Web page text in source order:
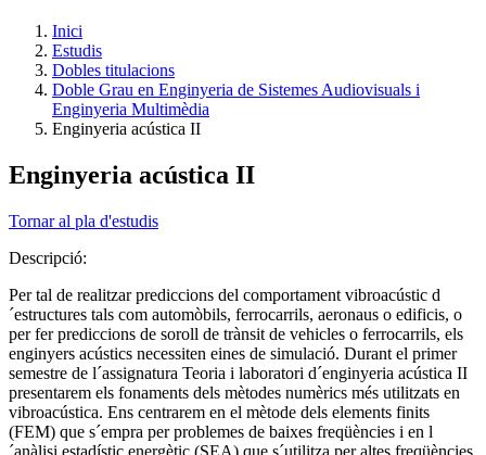
Inici
Estudis
Dobles titulacions
Doble Grau en Enginyeria de Sistemes Audiovisuals i
Enginyeria Multimèdia
Enginyeria acústica II
Enginyeria acústica II
Tornar al pla d'estudis
Descripció:
Per tal de realitzar prediccions del comportament vibroacústic d
´estructures tals com automòbils, ferrocarrils, aeronaus o edificis, o
per fer prediccions de soroll de trànsit de vehicles o ferrocarrils, els
enginyers acústics necessiten eines de simulació. Durant el primer
semestre de l´assignatura Teoria i laboratori d´enginyeria acústica II
presentarem els fonaments dels mètodes numèrics més utilitzats en
vibroacústica. Ens centrarem en el mètode dels elements finits
(FEM) que s´empra per problemes de baixes freqüències i en l
´anàlisi estadístic energètic (SEA) que s´utilitza per altes freqüències.